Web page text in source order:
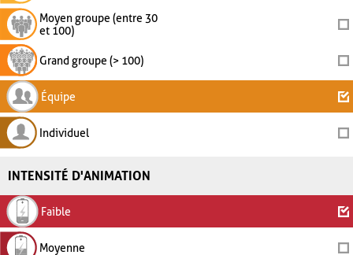
Moyen groupe (entre 30
et 100)
Grand groupe (> 100)
Équipe
Individuel
INTENSITÉ D'ANIMATION
Faible
Moyenne